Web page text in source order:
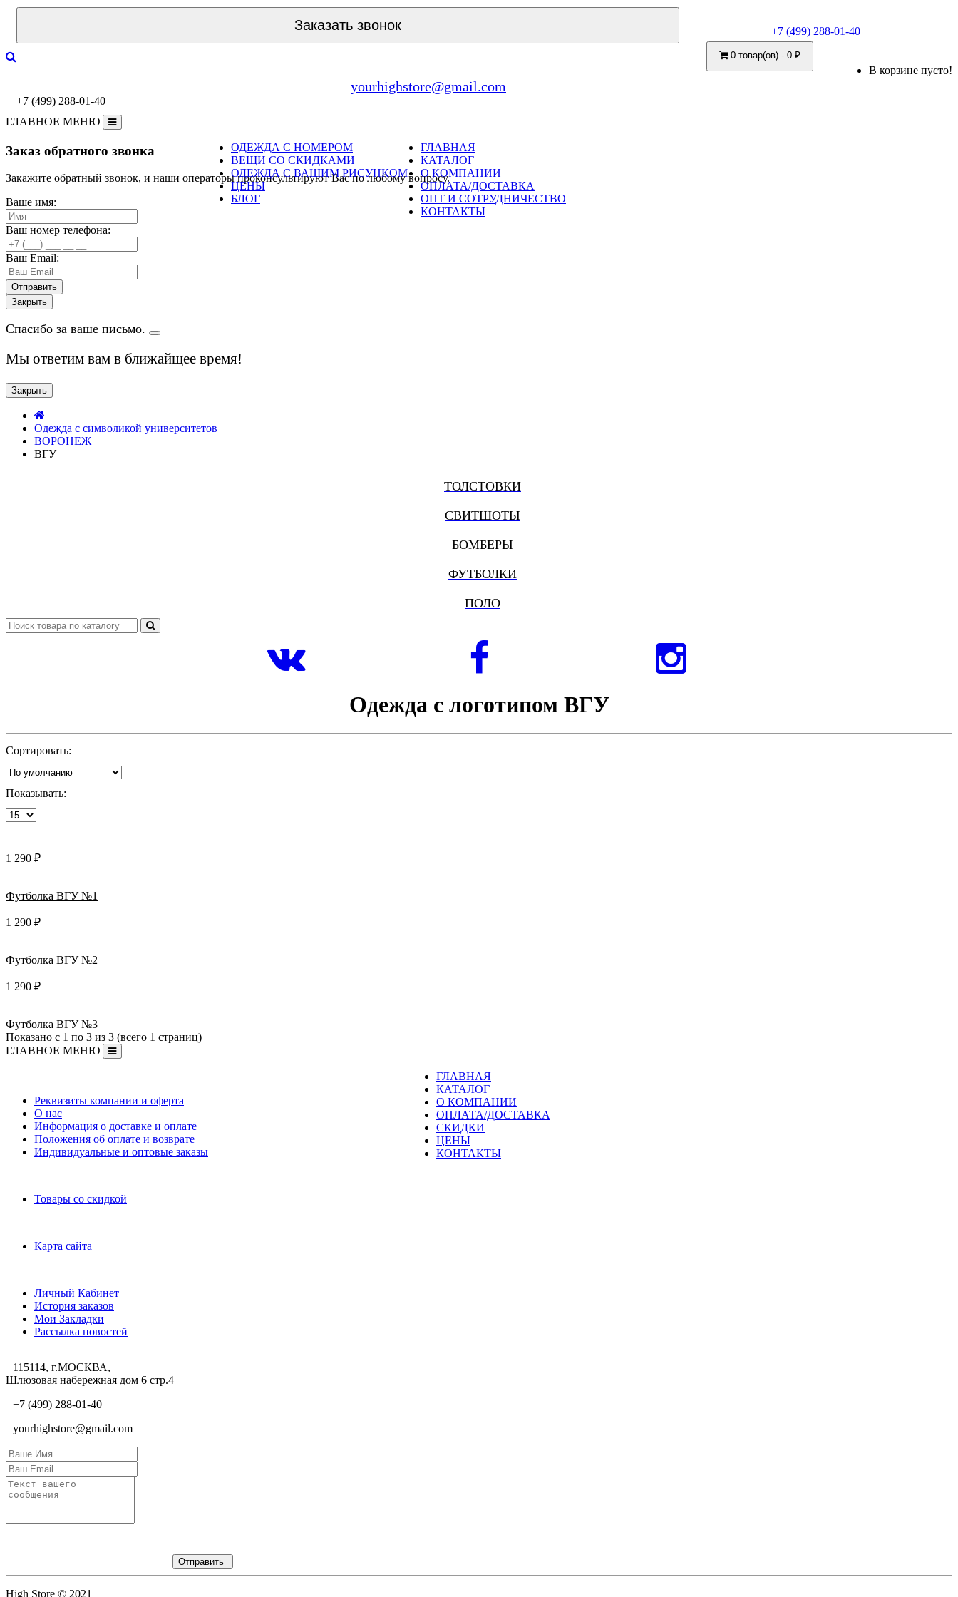
Заказать звонок +7 (499) 288-01-40
0 товар(ов) - 0 ₽
В корзине пусто!
yourhighstore@gmail.com
+7 (499) 288-01-40
ГЛАВНОЕ МЕНЮ
ГЛАВНАЯ
КАТАЛОГ
О КОМПАНИИ
ОПЛАТА/ДОСТАВКА
ОПТ И СОТРУДНИЧЕСТВО
КОНТАКТЫ
ОДЕЖДА С НОМЕРОМ
ВЕЩИ СО СКИДКАМИ
ОДЕЖДА С ВАШИМ РИСУНКОМ
ЦЕНЫ
БЛОГ
Заказ обратного звонка
Закажите обратный звонок, и наши операторы проконсультируют Вас по любому вопросу.
Ваше имя:
Ваш номер телефона:
Ваш Email:
Закрыть
Спасибо за ваше письмо.
Мы ответим вам в ближайщее время!
Закрыть
Одежда с символикой университетов
ВОРОНЕЖ
ВГУ
ТОЛСТОВКИ
СВИТШОТЫ
БОМБЕРЫ
ФУТБОЛКИ
ПОЛО
Одежда с логотипом ВГУ
Сортировать:
Показывать:
1 290 ₽
Футболка ВГУ №1
1 290 ₽
Футболка ВГУ №2
1 290 ₽
Футболка ВГУ №3
Показано с 1 по 3 из 3 (всего 1 страниц)
ГЛАВНОЕ МЕНЮ
ГЛАВНАЯ
КАТАЛОГ
О КОМПАНИИ
ОПЛАТА/ДОСТАВКА
СКИДКИ
ЦЕНЫ
КОНТАКТЫ
Реквизиты компании и оферта
О нас
Информация о доставке и оплате
Положения об оплате и возврате
Индивидуальные и оптовые заказы
Товары со скидкой
Карта сайта
Личный Кабинет
История заказов
Мои Закладки
Рассылка новостей
115114, г.МОСКВА,
Шлюзовая набережная дом 6 стр.4
+7 (499) 288-01-40
yourhighstore@gmail.com
Отправить
High Store © 2021